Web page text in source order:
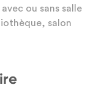
ou sans salle
salon